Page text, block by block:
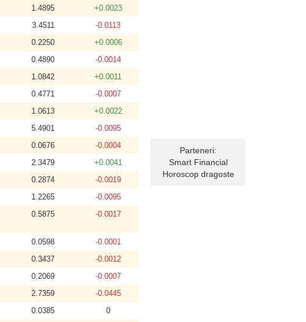
1.4895
+0.0023
3.4511
-0.0113
0.2250
+0.0006
0.4890
-0.0014
1.0842
+0.0011
0.4771
-0.0007
1.0613
+0.0022
5.4901
-0.0095
0.0676
-0.0004
2.3479
+0.0041
0.2874
-0.0019
1.2265
-0.0095
0.5875 -0.0017
0.0598
-0.0001
0.3437
-0.0012
0.2069
-0.0007
2.7359
-0.0445
0.0385
0
Parteneri:
Smart Financial
Horoscop dragoste